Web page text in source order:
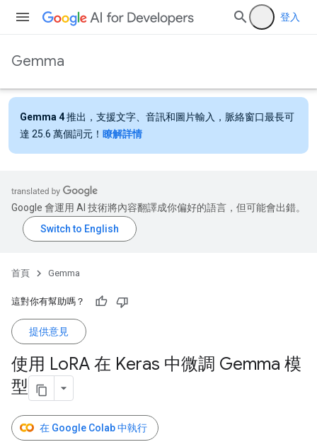
登入
Gemma
Gemma 4推出，支援文字、音訊和圖片輸入，脈絡窗口最長可
達 25.6 萬個詞元！ 瞭解詳情
Google 會運用 AI 技術將內容翻譯成你偏好的語言，但可能會出錯。
首頁 Gemma
這對你有幫助嗎？
提供意見
使用 LoRA 在 Keras 中微調 Gemma 模
型
在 Google Colab 中執行